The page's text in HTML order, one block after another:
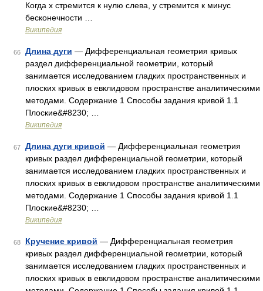
Когда x стремится к нулю слева, y стремится к минус
бесконечности …
Википедия
66 Длина дуги — Дифференциальная геометрия кривых
раздел дифференциальной геометрии, который
занимается исследованием гладких пространственных и
плоских кривых в евклидовом пространстве аналитическими
методами. Содержание 1 Способы задания кривой 1.1
Плоские&#8230; …
Википедия
67 Длина дуги кривой — Дифференциальная геометрия
кривых раздел дифференциальной геометрии, который
занимается исследованием гладких пространственных и
плоских кривых в евклидовом пространстве аналитическими
методами. Содержание 1 Способы задания кривой 1.1
Плоские&#8230; …
Википедия
68 Кручение кривой — Дифференциальная геометрия
кривых раздел дифференциальной геометрии, который
занимается исследованием гладких пространственных и
плоских кривых в евклидовом пространстве аналитическими